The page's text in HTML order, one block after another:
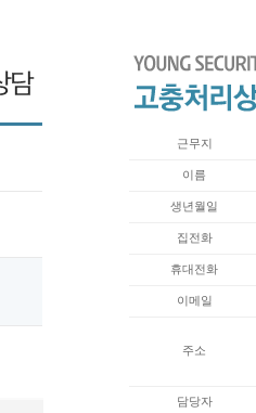
근무지
이름
생년월일
집전화
휴대전화
이메일
주소
담당자